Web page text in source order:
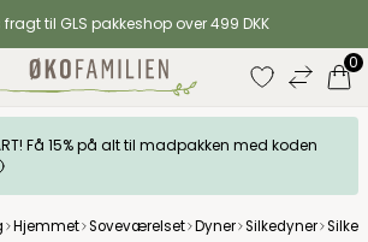
fragt til GLS pakkeshop over 499 DKK
0
Få 15% på alt til madpakken med koden
Hjemmet Soveværelset Dyner Silkedyner